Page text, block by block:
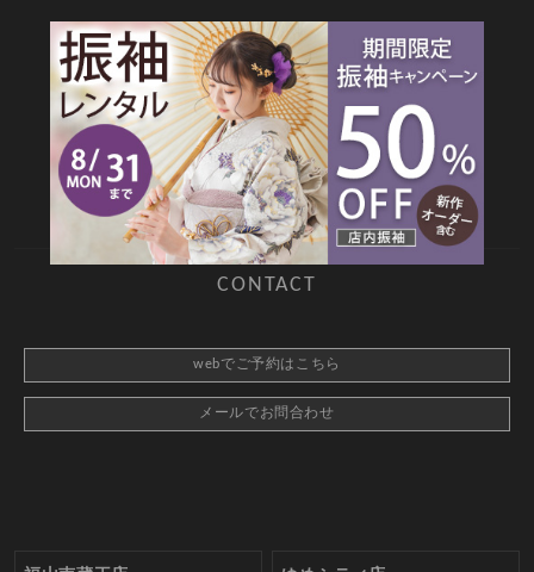
SITEMAP
TOP 新着情報
撮影メニュー
料金・商品
キャンペーン
衣装カタログ
店舗情報
よくあるご質問
お問合せ
web撮影予約
CONTACT
webでご予約はこちら
メールでお問合わせ